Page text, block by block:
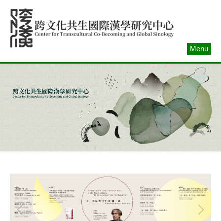
跳
到
要
內
容
Menu